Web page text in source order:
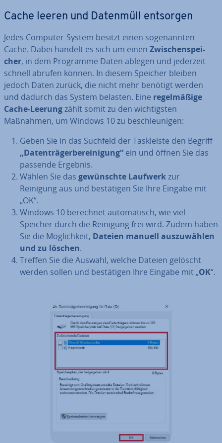
Cache leeren und Datenmüll entsorgen
Jedes Computer-System besitzt einen so­ge­nann­ten
Cache. Dabei handelt es sich um einen Zwi­schen­spei­
cher, in dem Programme Daten ablegen und jederzeit
schnell abrufen können. In diesem Speicher bleiben
jedoch Daten zurück, die nicht mehr benötigt werden
und dadurch das System belasten. Eine re­gel­mä­ßi­ge
Cache-Leerungzählt somit zu den wich­tigs­ten
Maßnahmen, um Windows 10 zu be­schleu­ni­gen:
Geben Sie in das Suchfeld der Task­leis­te den Begriff
„Da­ten­trä­ger­be­rei­ni­gung“ ein und öffnen Sie das
passende Ergebnis.
Wählen Sie das ge­wünsch­te Laufwerkzur
Reinigung aus und be­stä­ti­gen Sie Ihre Eingabe mit
„OK“.
Windows 10 berechnet au­to­ma­tisch, wie viel
Speicher durch die Reinigung frei wird. Zudem haben
Sie die Mög­lich­keit, Dateien manuell aus­zu­wäh­len
und zu löschen.
Treffen Sie die Auswahl, welche Dateien gelöscht
werden sollen und be­stä­ti­gen Ihre Eingabe mit „OK“.